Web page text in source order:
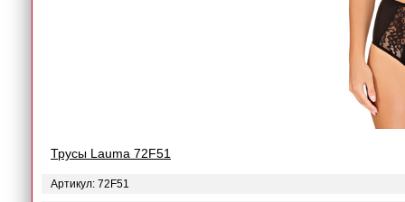
Трусы Lauma 72F51
Артикул: 72F51